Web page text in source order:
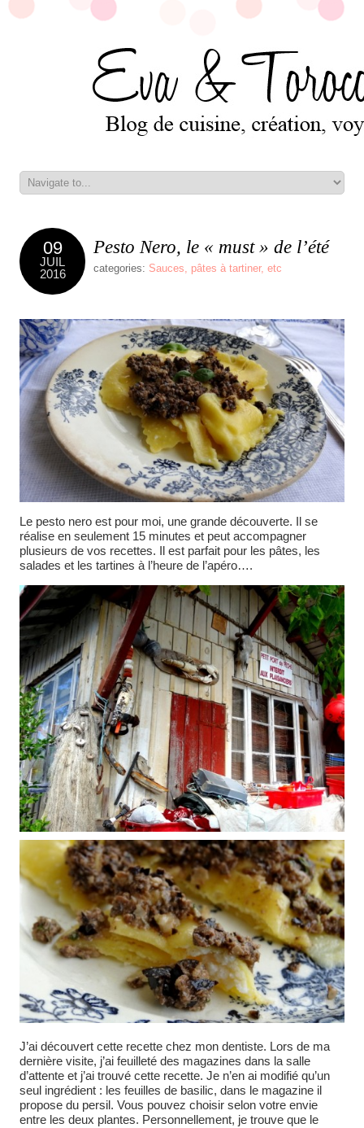
09
JUIL
2016
Pesto Nero, le « must » de l’été
categories: Sauces, pâtes à tartiner, etc
Le pesto nero est pour moi, une grande découverte. Il se
réalise en seulement 15 minutes et peut accompagner
plusieurs de vos recettes. Il est parfait pour les pâtes, les
salades et les tartines à l’heure de l’apéro….
J’ai découvert cette recette chez mon dentiste. Lors de ma
dernière visite, j’ai feuilleté des magazines dans la salle
d’attente et j’ai trouvé cette recette. Je n’en ai modifié qu’un
seul ingrédient : les feuilles de basilic, dans le magazine il
propose du persil. Vous pouvez choisir selon votre envie
entre les deux plantes. Personnellement, je trouve que le